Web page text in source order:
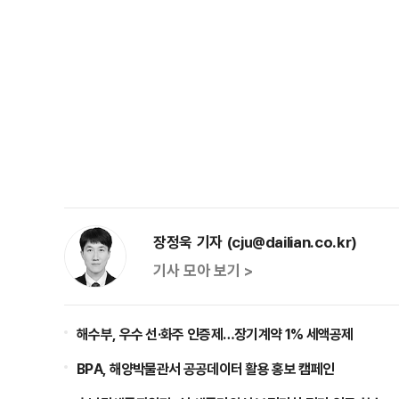
장정욱 기자 (cju@dailian.co.kr)
기사 모아 보기 >
해수부, 우수 선·화주 인증제…장기계약 1% 세액공제
BPA, 해양박물관서 공공데이터 활용 홍보 캠페인